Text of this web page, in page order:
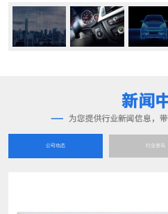
公司动态 行业资讯